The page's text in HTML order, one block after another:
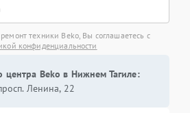
техники Beko, Вы соглашаетесь с
конфиденциальности
центра Beko в Нижнем Тагиле:
Ленина, 22